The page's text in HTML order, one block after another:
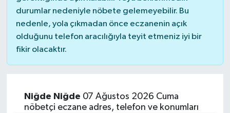
durumlar nedeniyle nöbete gelemeyebilir. Bu
nedenle, yola çıkmadan önce eczanenin açık
olduğunu telefon aracılığıyla teyit etmeniz iyi bir
fikir olacaktır.
Niğde Niğde 07 Ağustos 2026 Cuma
nöbetçi eczane adres, telefon ve konumları